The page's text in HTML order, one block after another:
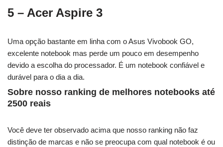
5 – Acer Aspire 3
Uma opção bastante em linha com o Asus Vivobook GO,
excelente notebook mas perde um pouco em desempenho
devido a escolha do processador. É um notebook confiável e
durável para o dia a dia.
Sobre nosso ranking de melhores notebooks até
2500 reais
Você deve ter observado acima que nosso ranking não faz
distinção de marcas e não se preocupa com qual notebook é ou